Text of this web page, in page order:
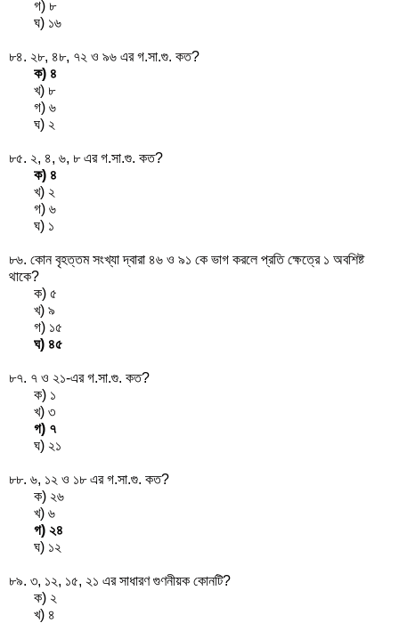
গ) ৮
ঘ) ১৬
৮৪. ২৮, ৪৮, ৭২ ও ৯৬ এর গ.সা.গু. কত?
ক) ৪
খ) ৮
গ) ৬
ঘ) ২
৮৫. ২, ৪, ৬, ৮ এর গ.সা.গু. কত?
ক) ৪
খ) ২
গ) ৬
ঘ) ১
৮৬. কোন বৃহত্তম সংখ্যা দ্বারা ৪৬ ও ৯১ কে ভাগ করলে প্রতি ক্ষেত্রে ১ অবশিষ্ট
থাকে?
ক) ৫
খ) ৯
গ) ১৫
ঘ) ৪৫
৮৭. ৭ ও ২১-এর গ.সা.গু. কত?
ক) ১
খ) ৩
গ) ৭
ঘ) ২১
৮৮. ৬, ১২ ও ১৮ এর গ.সা.গু. কত?
ক) ২৬
খ) ৬
গ) ২৪
ঘ) ১২
৮৯. ৩, ১২, ১৫, ২১ এর সাধারণ গুণনীয়ক কোনটি?
ক) ২
খ) ৪